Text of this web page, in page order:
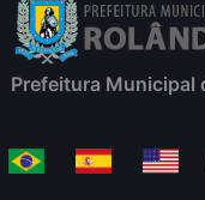
Prefeitura Municipal